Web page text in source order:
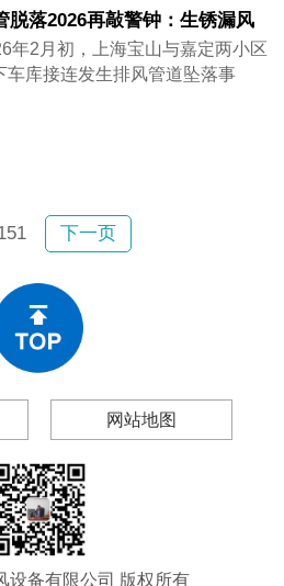
本。本文将从加工精度、材质适
交付保障三个维度，对比市场主
应商——宏达风管、安达通风以
通风系统能效指标从推荐性要求
为强制评价内容，新建建筑通风
能效上限值较2020版标准收紧约
脱落2026再敲警钟：生锈漏风
砸下来再换
年2月初，上海宝山与嘉定两小区
车库接连发生排风管道坠落事
所幸均未造成人员伤亡，然而连
起事故为工程和物业管理领域敲
非偶然现象。
下一页
网站地图
设备有限公司 版权所有